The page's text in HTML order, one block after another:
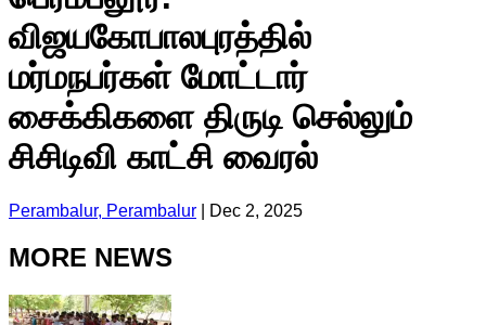
விஜயகோபாலபுரத்தில்
மர்மநபர்கள் மோட்டார்
சைக்கிகளை திருடி செல்லும்
சிசிடிவி காட்சி வைரல்
Perambalur, Perambalur Dec 2, 2025
MORE NEWS